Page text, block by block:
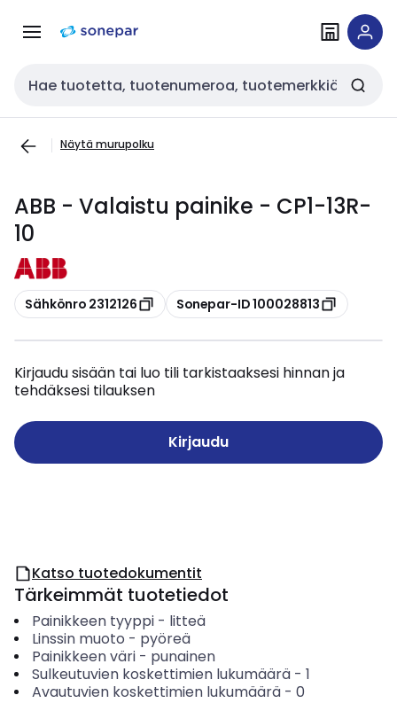
navigointiinsisältöön
Haku
Näytä murupolku
ABB - Valaistu painike - CP1-13R-
10
Kopioi
Sähkönro 2312126 Kopioi
Sonepar-ID 100028813
Kirjaudu sisään tai luo tili tarkistaaksesi hinnan ja
tehdäksesi tilauksen
Kirjaudu
Katso tuotedokumentit
Tärkeimmät tuotetiedot
Painikkeen tyyppi- litteä
Linssin muoto - pyöreä
Painikkeen väri- punainen
Sulkeutuvien koskettimien lukumäärä- 1
Avautuvien koskettimien lukumäärä- 0